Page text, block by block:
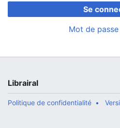
Se
Mot de passe
Librairal
Politique de confidentialité